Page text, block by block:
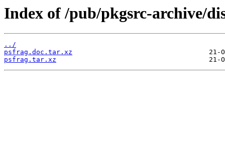
Index of /pub/pkgsrc-archive/
../
psfrag.doc.tar.xz
psfrag.tar.xz